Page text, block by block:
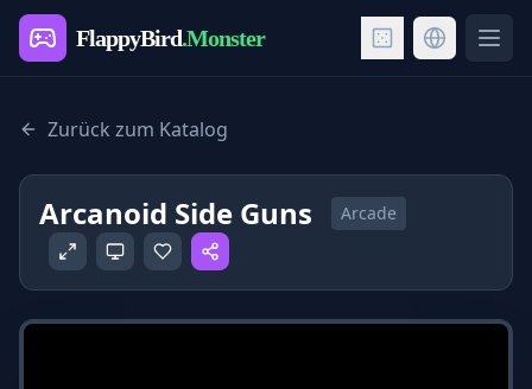
FlappyBird.Monster
Zurück zum Katalog
Arcanoid Side Guns Arcade